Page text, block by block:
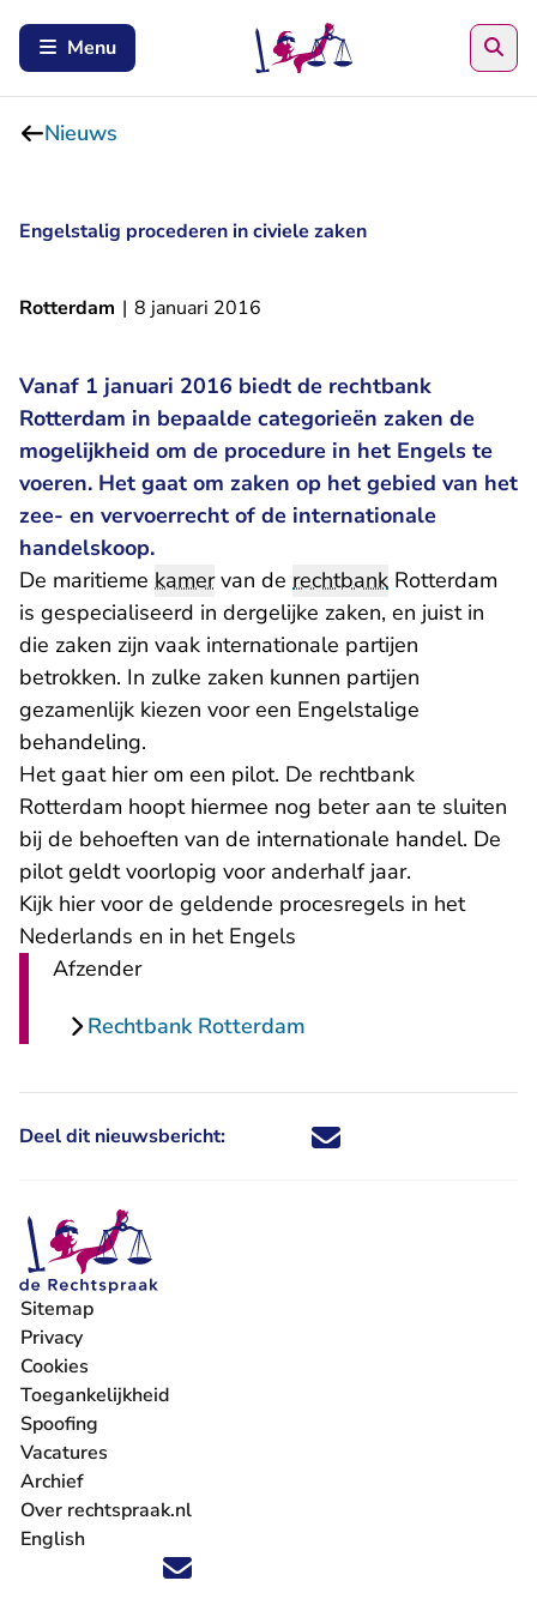
Menu
Nieuws
Engelstalig procederen in civiele zaken
Rotterdam | 8 januari 2016
Vanaf 1 januari 2016 biedt de rechtbank
Rotterdam in bepaalde categorieën zaken de
mogelijkheid om de procedure in het Engels te
voeren. Het gaat om zaken op het gebied van het
zee- en vervoerrecht of de internationale
handelskoop.
De maritieme kamervan de rechtbank Rotterdam
is gespecialiseerd in dergelijke zaken, en juist in
die zaken zijn vaak internationale partijen
betrokken. In zulke zaken kunnen partijen
gezamenlijk kiezen voor een Engelstalige
behandeling.
Het gaat hier om een pilot. De rechtbank
Rotterdam hoopt hiermee nog beter aan te sluiten
bij de behoeften van de internationale handel. De
pilot geldt voorlopig voor anderhalf jaar.
Kijk hiervoor de geldende procesregels in het
Nederlands en in het Engels
Afzender
Rechtbank Rotterdam
Deel dit nieuwsbericht: Deel dit nieuwsbericht via X -
Deel dit nieuwsbericht via
Deel dit nieuwsbericht
Deel dit
Volg ons op X (Twitter) - U verlaat Rechtspraak.nl
Volg ons op Facebook - U verlaat Rechtspraak.nl
Volg ons op Instagram - U verlaat Rechtspraak.nl
Volg ons op Youtube - U verlaat Rechtspraak.nl
Volg ons op LinkedIn - U verlaat
'Blijf op de hoogte' nieuwsbrief - U verlaat
Sitemap
Privacy
Cookies
Toegankelijkheid
Spoofing
Vacatures
- U verlaat Rechtspraak.nl
Archief
Over rechtspraak.nl
English